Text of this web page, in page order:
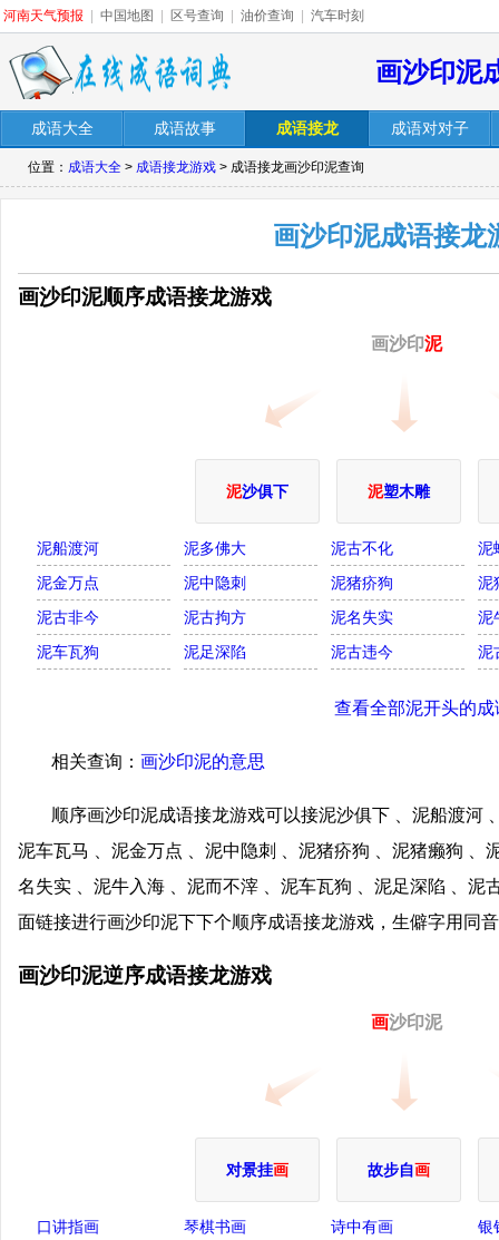
河南天气预报 中国地图 区号查询 油价查询 汽车时刻
画沙印泥
成语大全 成语故事 成语接龙 成语对对子
位置： 成语大全 > 成语接龙游戏 > 成语接龙画沙印泥查询
画沙印泥成语接龙
画沙印泥顺序成语接龙游戏
画沙印泥
泥沙俱下 泥塑木雕
泥船渡河 泥多佛大 泥古不化
泥
泥金万点
泥中隐刺 泥猪疥狗
泥
泥古非今
泥古拘方 泥名失实
泥
泥车瓦狗
泥足深陷 泥古违今 泥
查看全部泥开头的成
相关查询： 画沙印泥的意思
顺序画沙印泥成语接龙游戏可以接泥沙俱下 、泥船渡河
泥车瓦马 、泥金万点 、泥中隐刺 、泥猪疥狗 、泥猪癞狗 、
名失实 、泥牛入海 、泥而不滓 、泥车瓦狗 、泥足深陷 、泥
面链接进行画沙印泥下下个顺序成语接龙游戏，生僻字用同
画沙印泥逆序成语接龙游戏
画沙印泥
对景挂画 故步自画
口讲指画 琴棋书画 诗中有画
银